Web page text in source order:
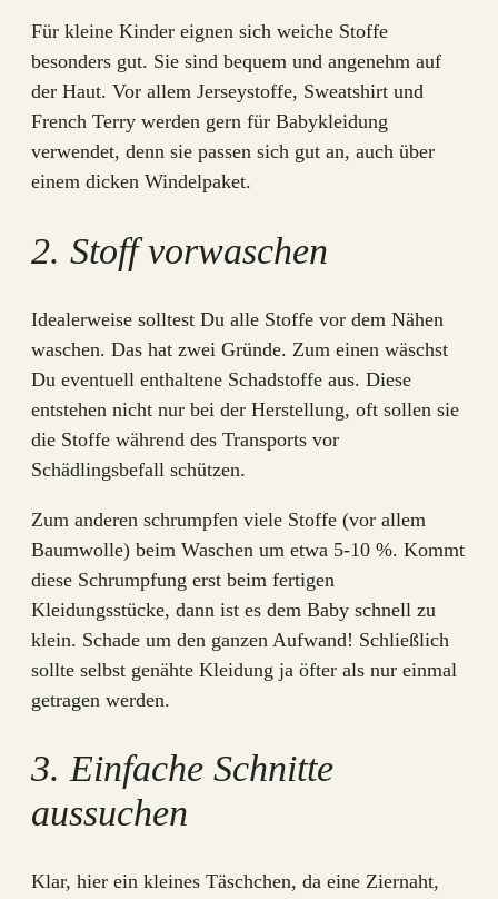
Für kleine Kinder eignen sich weiche Stoffe
besonders gut. Sie sind bequem und angenehm auf
der Haut. Vor allem Jerseystoffe, Sweatshirt und
French Terry werden gern für Babykleidung
verwendet, denn sie passen sich gut an, auch über
einem dicken Windelpaket.
2. Stoff vorwaschen
Idealerweise solltest Du alle Stoffe vor dem Nähen
waschen. Das hat zwei Gründe. Zum einen wäschst
Du eventuell enthaltene Schadstoffe aus. Diese
entstehen nicht nur bei der Herstellung, oft sollen sie
die Stoffe während des Transports vor
Schädlingsbefall schützen.
Zum anderen schrumpfen viele Stoffe (vor allem
Baumwolle) beim Waschen um etwa 5-10 %. Kommt
diese Schrumpfung erst beim fertigen
Kleidungsstücke, dann ist es dem Baby schnell zu
klein. Schade um den ganzen Aufwand! Schließlich
sollte selbst genähte Kleidung ja öfter als nur einmal
getragen werden.
3. Einfache Schnitte
aussuchen
Klar, hier ein kleines Täschchen, da eine Ziernaht,